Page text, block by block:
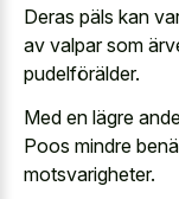
Deras päls kan
av valpar som
pudelförälder.
Med en lägre
Poos mindre
motsvarigheter.